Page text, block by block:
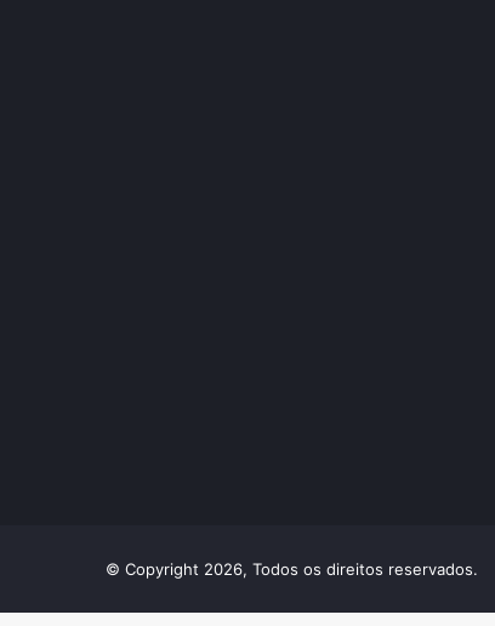
© Copyright 2026, Todos os direitos reservados.